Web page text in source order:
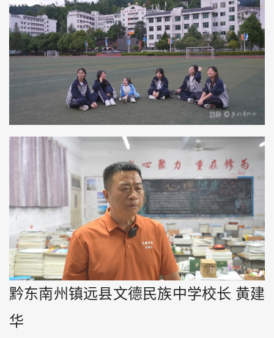
黔东南州镇远县文德民族中学校长 黄建
华